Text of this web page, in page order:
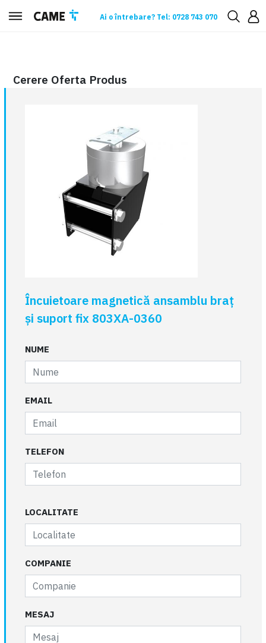
Ai o întrebare? Tel: 0728 743 070
Cerere Oferta Produs
Încuietoare magnetică ansamblu braț
și suport fix 803XA-0360
NUME
EMAIL
TELEFON
LOCALITATE
COMPANIE
MESAJ